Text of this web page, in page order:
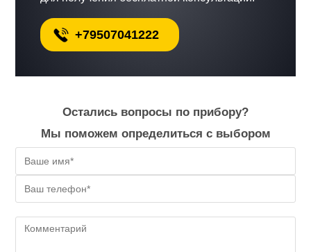
+79507041222
Остались вопросы по прибору?
Мы поможем определиться с выбором